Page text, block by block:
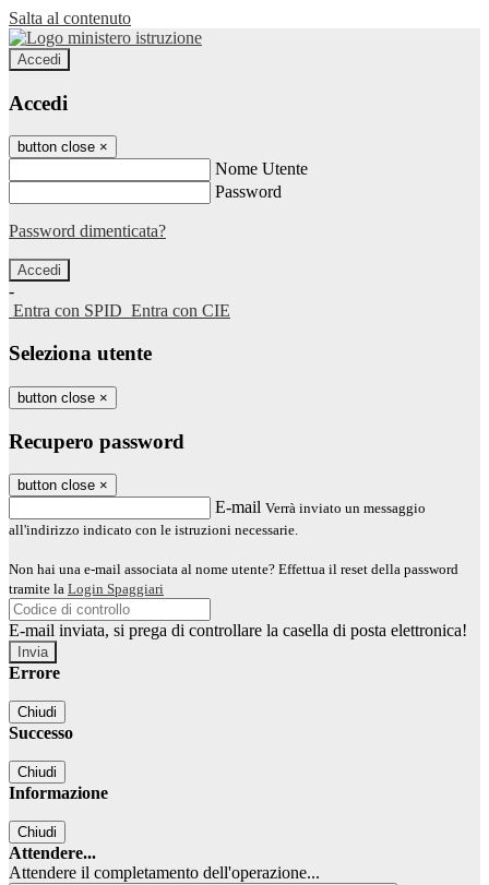
Salta al contenuto
Accedi
Accedi
button close ×
Nome Utente
Password
Password dimenticata?
-
Entra con SPID Entra con CIE
Seleziona utente
button close ×
Recupero password
button close ×
E-mail Verrà inviato un messaggio
all'indirizzo indicato con le istruzioni necessarie.
Non hai una e-mail associata al nome utente? Effettua il reset della password
tramite la Login Spaggiari
E-mail inviata, si prega di controllare la casella di posta elettronica!
Errore
Chiudi
Successo
Chiudi
Informazione
Chiudi
Attendere...
Attendere il completamento dell'operazione...